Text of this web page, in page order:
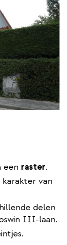
een raster.
van
delen
III-laan.